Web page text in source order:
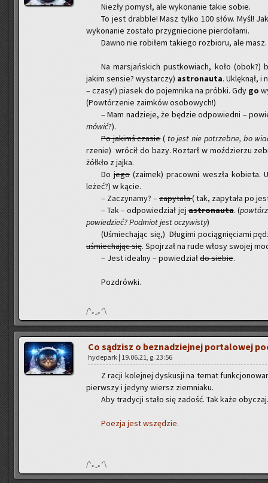
Nie­zły po­mysł, ale wy­ko­na­nie takie sobie.
To jest drab­ble! Masz tylko 100 słów. Myśl!
wy­ko­na­nie zo­sta­ło przy­gnie­cio­ne pier­do­ła­mi.
Dawno nie ro­bi­łem ta­kie­go roz­bio­ru, ale masz.
Na mar­sjań­skich pust­ko­wiach, koło
jakim sen­sie? wy­star­czy) astro­nau­ta. Uklęk­nął,
– czasy!) pia­sek do po­jem­ni­ka na prób­ki. Gdy go
(Po­wtó­rze­nie za­im­ków oso­bo­wych!)
– Mam na­dzie­je, że bę­dzie od­po­wied­ni –
mówić?).
Po ja­kimś cza­sie( to jest nie po­trzeb­ne, bo
rze­nie) wró­cił do bazy. Roz­tarł w moź­dzie­rzu
żół­kło z jajka.
Dojego(za­imek) pra­cow­ni we­szła ko­bie­ta.
leżeć?) w kącie.
– Za­czy­na­my? –za­py­ta­ła( tak, za­py­ta­ła po
– Tak – od­po­wie­dział jejastro­nau­ta. (
po­wie­dzieć? Pod­miot jest oczy­wi­sty)
(Uśmie­cha­jąc się,) Dłu­gi­mi po­cią­gnię­cia­mi
uśmie­cha­jąc się. Spoj­rzał na rude włosy swo­jej
– Jest ide­al­ny – po­wie­działdo sie­bie.
Po­zdrów­ki.
/ᐠ｡ꞈ｡ᐟ\
Co są­dzisz o bez­na­dziej­nej por­ta­lo­wej
hy­de­park | 19.06.21, g. 23:56
Z racji ko­lej­nej dys­ku­sji na temat
pierw­szy i je­dy­ny wiersz ziem­nia­ku.
Aby tra­dy­cji stało się za­dość. Tak każe oby­czaj.
Po­ezja jest wszę­dzie.
/ᐠ｡ꞈ｡ᐟ\